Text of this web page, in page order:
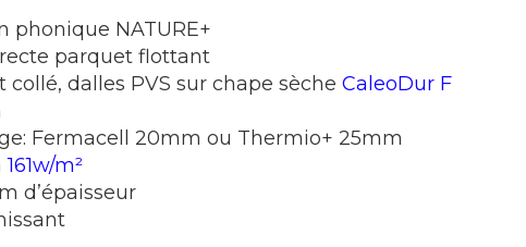
phonique NATURE+
parquet flottant
collé, dalles PVS sur chape sècheCaleoDur F
Fermacell 20mm ou Thermio+ 25mm
161w/m²
d’épaisseur